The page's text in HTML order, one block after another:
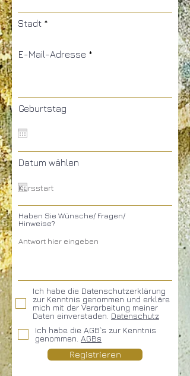
Stadt
E-Mail-Adresse
Geburtstag
Datum wählen
Haben Sie Wünsche/ Fragen/
Hinweise?
Ich habe die Datenschutzerklärung
zur Kenntnis genommen und erkläre
mich mit der Verarbeitung meiner
Daten einverstaden. Datenschutz
Ich habe die AGB`s zur Kenntnis
genommen. AGBs
Registrieren